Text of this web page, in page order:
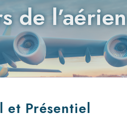
de l’aérien
et Présentiel